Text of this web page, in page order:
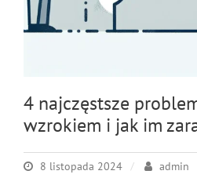
4 najczęstsze
wzrokiem i jak im
8 listopada 2024 admin